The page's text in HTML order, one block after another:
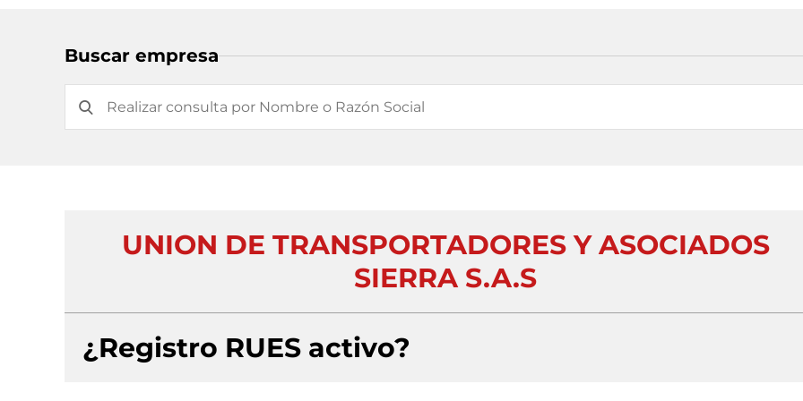
Buscar empresa
UNION DE TRANSPORTADORES Y ASOCIADOS
SIERRA S.A.S
¿Registro RUES activo?